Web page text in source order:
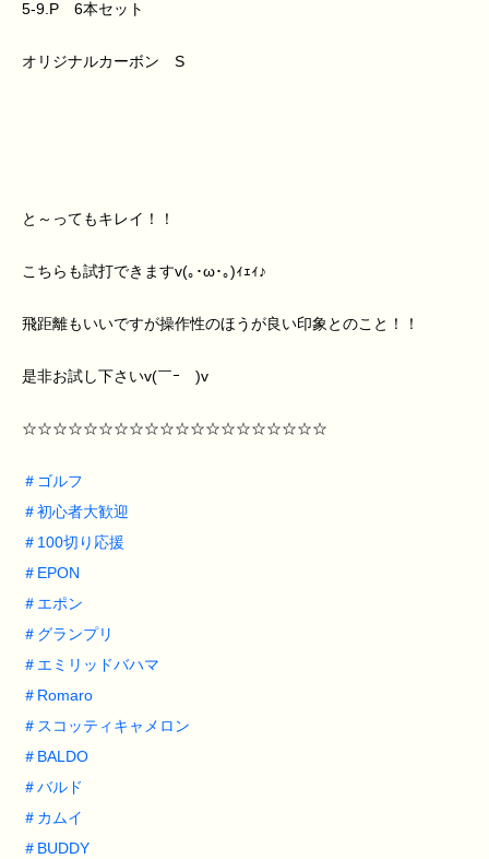
5-9.P 6本セット
オリジナルカーボン S
と～ってもキレイ！！
こちらも試打できますv(｡･ω･｡)ｨｪｨ♪
飛距離もいいですが操作性のほうが良い印象とのこと！！
是非お試し下さいv(￣ｰ￣)v
☆☆☆☆☆☆☆☆☆☆☆☆☆☆☆☆☆☆☆☆
＃ ゴルフ
＃初心者大歓迎
＃ 100切り応援
＃ EPON
＃ エポン
＃ グランプリ
＃ エミリッドバハマ
＃ Romaro
＃ スコッティキャメロン
＃ BALDO
＃バルド
＃ カムイ
＃ BUDDY